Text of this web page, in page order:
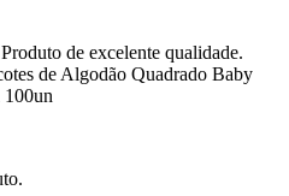
de excelente qualidade.
de Algodão Quadrado Baby